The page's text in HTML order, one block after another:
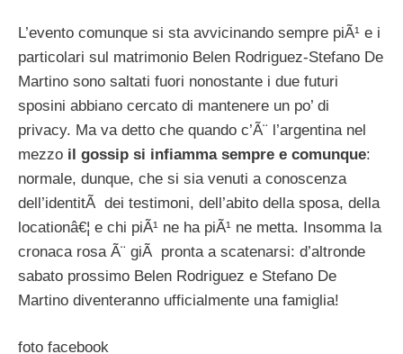
L’evento comunque si sta avvicinando sempre piÃ¹ e i
particolari sul matrimonio Belen Rodriguez-Stefano De
Martino sono saltati fuori nonostante i due futuri
sposini abbiano cercato di mantenere un po’ di
privacy. Ma va detto che quando c’Ã¨ l’argentina nel
mezzo il gossip si infiamma sempre e comunque:
normale, dunque, che si sia venuti a conoscenza
dell’identitÃ dei testimoni, dell’abito della sposa, della
locationâ€¦ e chi piÃ¹ ne ha piÃ¹ ne metta. Insomma la
cronaca rosa Ã¨ giÃ pronta a scatenarsi: d’altronde
sabato prossimo Belen Rodriguez e Stefano De
Martino diventeranno ufficialmente una famiglia!
foto facebook